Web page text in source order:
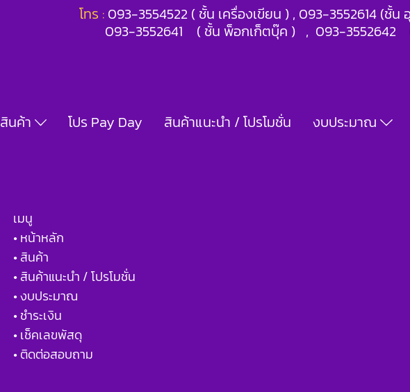
โทร : 093-3554522 ( ชั้น เครื่องเขียน ) , 093-3552614 (ชั้
093-3552641 ( ชั้น พ็อกเก็ตบุ๊ค ) , 093-3552642
สินค้า โปร Pay Day สินค้าแนะนำ / โปรโมชั่น งบประมาณ
เมนู
• หน้าหลัก
• สินค้า
• สินค้าแนะนำ / โปรโมชั่น
• งบประมาณ
• ชำระเงิน
• เช็คเลขพัสดุ
• ติดต่อสอบถาม